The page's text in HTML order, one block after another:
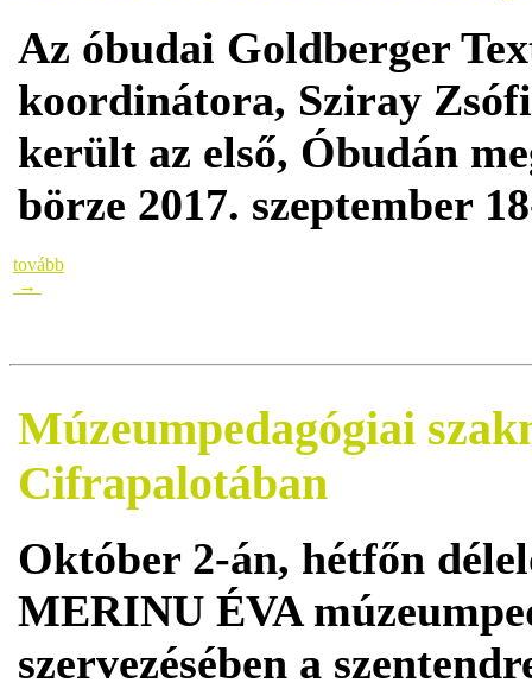
Az óbudai Goldberger
koordinátora, Sziray
került az első, Óbudán
börze 2017. szeptember
tovább
→
Múzeumpedagógiai
Cifrapalotában
Október 2-án, hétfőn
MERINU ÉVA
szervezésében a